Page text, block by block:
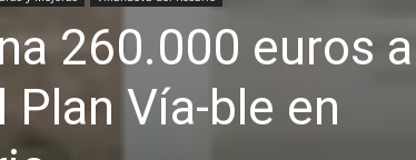
260.000 euros
Vía-ble en